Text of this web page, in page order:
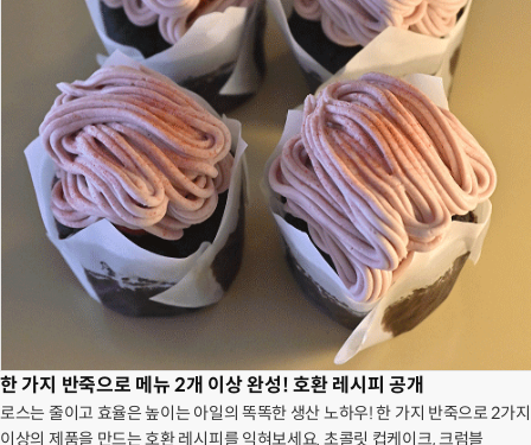
한 가지 반죽으로 메뉴 2개 이상 완성! 호환 레시피 공개
로스는 줄이고 효율은 높이는 아일의 똑똑한 생산 노하우! 한 가지 반죽으로 2가지
이상의 제품을 만드는 호환 레시피를 익혀보세요. 초콜릿 컵케이크, 크럼블